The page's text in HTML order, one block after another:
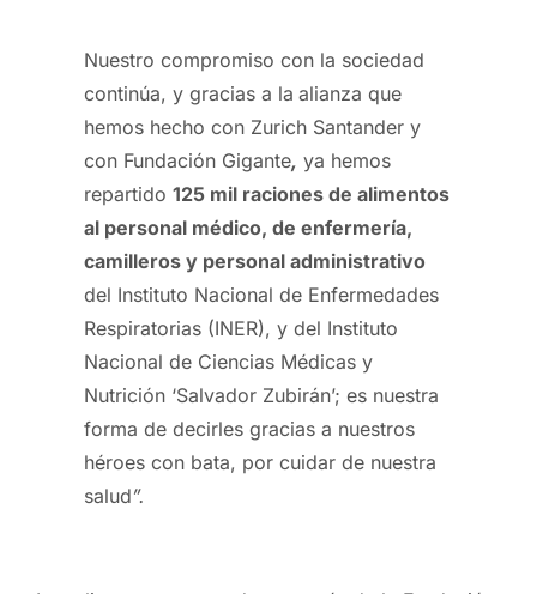
Nuestro compromiso con la sociedad
continúa, y gracias a la alianza que
hemos hecho con Zurich Santander y
con Fundación Gigante, ya hemos
repartido 125 mil raciones de alimentos
al personal médico, de enfermería,
camilleros y personal administrativo
del Instituto Nacional de Enfermedades
Respiratorias (INER), y del Instituto
Nacional de Ciencias Médicas y
Nutrición ‘Salvador Zubirán’; es nuestra
forma de decirles gracias a nuestros
héroes con bata, por cuidar de nuestra
salud”.